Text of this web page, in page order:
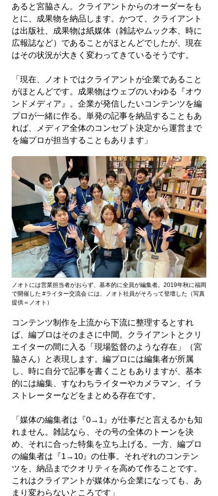
あると宮脇さん。クライアントからのオーダーをも
とに、成果物を納品します。かつて、クライアント
は出版社、成果物は紙媒体（雑誌やムック本、時に
広報誌など）であることがほとんどでしたが、現在
はその状況が大きく変わってきているそうです。
「現在、ノオトではクライアントが企業であること
がほとんどです。成果物はウェブのいわゆる『オウ
ンドメディア』。企業が発信したいコンテンツを編
プロが一緒に作る。単発の記事を納品することもあ
れば、メディア全体のコンセプト決定から運営まで
を編プロが担当することもあります」
ノオトには営業担当者がおらず、基本的に全員が編集者。2019年秋に福岡
で開催した #ライター交流会 には、ノオト社員がそろって登壇した（写真
提供＝ノオト）
コンテンツ制作を上流から下流に整理するとすれ
ば、編プロはそのまさに中間。クライアントとクリ
エイターの間に入る「現場監督のような存在」（宮
脇さん）と表現します。編プロには編集者が所属
し、時に自分で記事を書くこともありますが、基本
的には編集、すなわちライターやカメラマン、イラ
ストレーターなどをまとめる存在です。
「媒体の編集者は『0→1』が仕事だと言えるかも知
れません。雑誌なら、その号の全体のトーンを決
め、それに合った特集を立ち上げる。一方、編プロ
の編集者は『1→10』の仕事。それぞれのコンテン
ツを、納品までクオリティを高めて作ることです。
これはクライアントが媒体から企業になっても、あ
まり変わらないところです」